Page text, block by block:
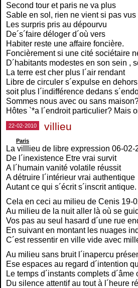
Second tour et paris ne va plus
Sable en sol, rien ne vient si pas vus
Les surpris pris au dépourvu
De´s´faire déloger d´où vers
Habiter reste une affaire foncière.
Foncièrement si une cité sociétaire
D´habitants modestes en son sein ,
La terre est cher plus l´air rendant
Libre de circuler s´expulse en
soit plus l´indifférence dedans
Sommes nous avec ou sans
Hôtes `*a l´endroit particulier? Mais
22-02-2010 villieu
Paris
La villlieu de libre expression 06-02-
De l´inexistence Etre vrai survit
A l´humain vanité volatile réussit
A détruire l´intérieur vrai authentique
Autant ce qui s´écrit s´inscrit antique.
Cela en ceci au milieu de Cenis 19-
Au milieu de la nuit aller là où se
Vos pas au seul hasard d´une rue
En suivant en montant les nuages
C´est ressentir en ville vide avec
Au milieu sans bruit l´inapercu
Ese espaces au regard d´intention
Le temps d´instants complets d´âme
Du silence attentif au tout à l´heure